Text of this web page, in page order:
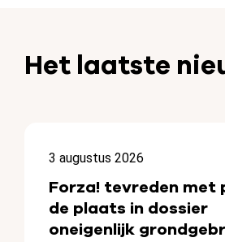
Het laatste
3 augustus 2026
Forza! tevreden met
de plaats in dossier
oneigenlijk